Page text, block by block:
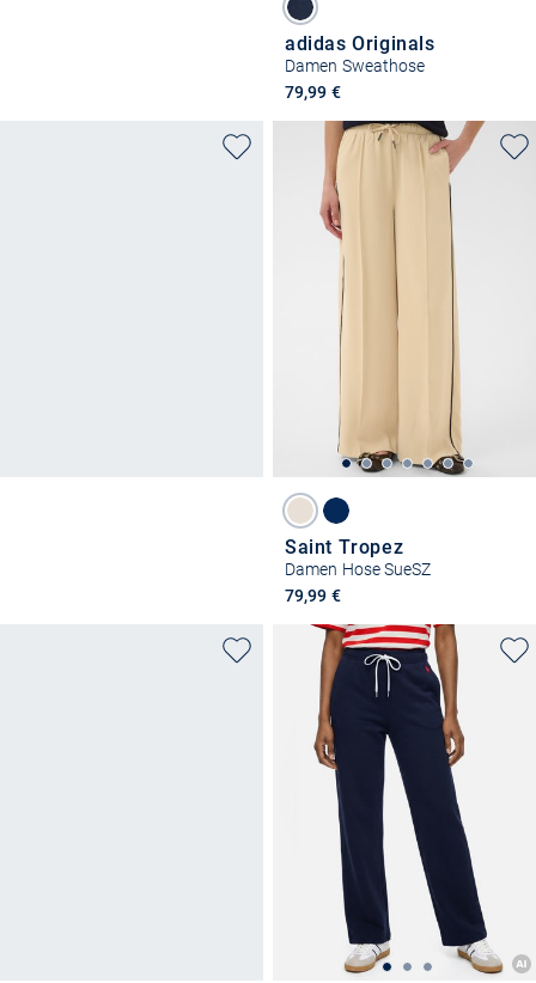
adidas Originals
Damen Sweathose
79,99 €
Saint Tropez
Damen Hose SueSZ
79,99 €